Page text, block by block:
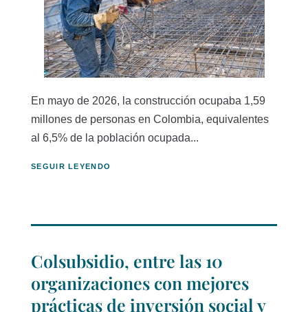
En mayo de 2026, la construcción ocupaba 1,59
millones de personas en Colombia, equivalentes
al 6,5% de la población ocupada...
SEGUIR LEYENDO
Colsubsidio, entre las 10
organizaciones con mejores
prácticas de inversión social y